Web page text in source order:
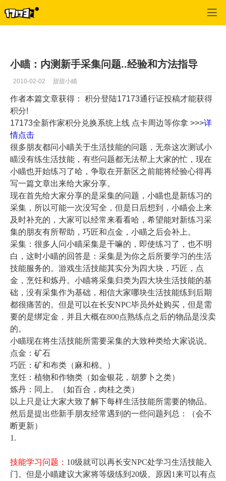
小瞄：内测新手采集问题..经验和方法指导
2010-02-02 甜甜小瞄
作者本篇文章获得： 积分登陆17173通行证投稿才能获得
积分!
17173全新作家积分兑换系统上线 点卡周边等你拿 >>>详
情点击
很多朋友都问小瞄关于生活技能的问题，无奈这次测试小
瞄没有练生活技能，有些问题都无法帮上大家的忙，现在
小瞄也开始练习了哈，争取在开新区之前能将经验心得再
写一篇文章出来给大家分享。
现在首先给大家分享的是采集的问题，小瞄也是新练习的
采集，所以可能一次没写全，但是日后想到，小瞄会上来
及时补充的，大家可以经常来看看哈，希望能对新练习采
集的朋友有所帮助，巧匠和点金，小瞄之后会补上。
采集：很多人问小瞄采集是干嘛的，即使练习了，也不明
白，这时小瞄的回答是：采集是为你之后所要学习的生活
技能服务的。游戏生活技能其实分为四大块，巧匠，点
金，烹饪和炼丹。小瞄将采集归类为四大块生活技能的基
础，没有采集作为基础，相信大家哪块生活技能练到后期
都很痛苦的。但是可以在长安NPC毕员外处购买，但是需
要的是绑定金，并且大概在800点熟练点之后的物品是没卖
的。
小瞄现在将生活技能所需要采集的大致种类给大家说说。
点金：矿石
巧匠：矿和布类（麻和棉。）
烹饪：植物和作物类（如金银花，胡萝卜之类）
炼丹：同上。（如百合，肉桂之类）
以上只是让大家大致了解下每样生活技能所需要的物品。
然后是提出些新手朋友经常遇到的一些问题列总：（会不
断更新）
1.
技能学习问题： 10级就可以再长安NPC处学习生活技能入
门。但是小瞄建议大家将等级练到 20级。原因 1来可以有点